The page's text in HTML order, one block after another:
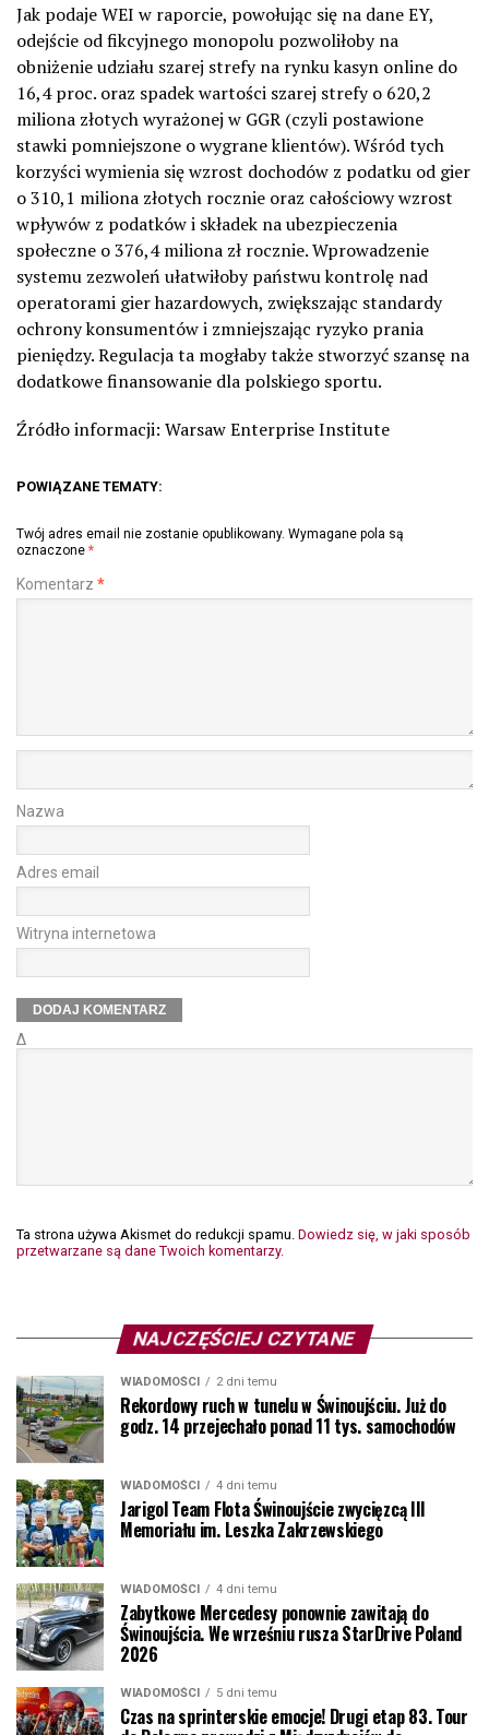
Jak podaje WEI w raporcie, powołując się na dane EY,
odejście od fikcyjnego monopolu pozwoliłoby na
obniżenie udziału szarej strefy na rynku kasyn online do
16,4 proc. oraz spadek wartości szarej strefy o 620,2
miliona złotych wyrażonej w GGR (czyli postawione
stawki pomniejszone o wygrane klientów). Wśród tych
korzyści wymienia się wzrost dochodów z podatku od gier
o 310,1 miliona złotych rocznie oraz całościowy wzrost
wpływów z podatków i składek na ubezpieczenia
społeczne o 376,4 miliona zł rocznie. Wprowadzenie
systemu zezwoleń ułatwiłoby państwu kontrolę nad
operatorami gier hazardowych, zwiększając standardy
ochrony konsumentów i zmniejszając ryzyko prania
pieniędzy. Regulacja ta mogłaby także stworzyć szansę na
dodatkowe finansowanie dla polskiego sportu.
Źródło informacji: WarsawEnterpriseInstitute
POWIĄZANE TEMATY:
Twój adres email nie zostanie opublikowany. Wymagane pola są
oznaczone *
Komentarz *
Nazwa
Adres email
Witryna internetowa
Δ
Ta strona używa Akismet do redukcji spamu. Dowiedz się, w jaki sposób
przetwarzane są dane Twoich komentarzy.
NAJCZĘŚCIEJ CZYTANE
WIADOMOŚCI 2 dni temu
Rekordowy ruch w tunelu w Świnoujściu. Już do
godz. 14 przejechało ponad 11 tys. samochodów
WIADOMOŚCI 4 dni temu
Jarigol Team Flota Świnoujście zwycięzcą III
Memoriału im. Leszka Zakrzewskiego
WIADOMOŚCI 4 dni temu
Zabytkowe Mercedesy ponownie zawitają do
Świnoujścia. We wrześniu rusza StarDrive Poland
2026
WIADOMOŚCI 5 dni temu
Czas na sprinterskie emocje! Drugi etap 83. Tour